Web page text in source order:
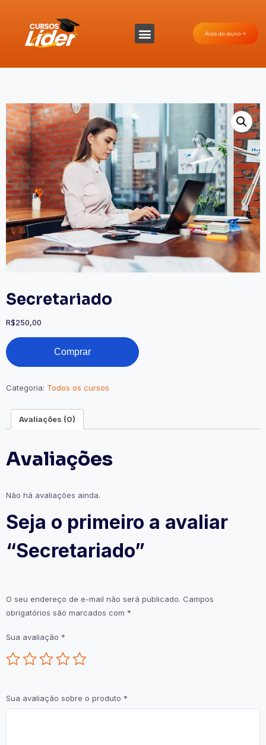
Área do aluno
Secretariado
R$250,00
Comprar
Categoria: Todos os cursos
Avaliações (0)
Avaliações
Não há avaliações ainda.
Seja o primeiro a avaliar
“Secretariado”
O seu endereço de e-mail não será publicado. Campos
obrigatórios são marcados com *
Sua avaliação *
Sua avaliação sobre o produto *